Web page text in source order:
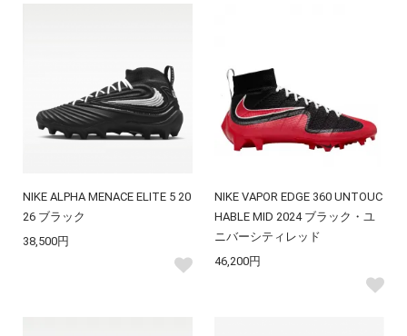
NIKE ALPHA MENACE ELITE 5 20
26 ブラック
38,500円
NIKE VAPOR EDGE 360 UNTOUC
HABLE MID 2024 ブラック・ユ
ニバーシティレッド
46,200円